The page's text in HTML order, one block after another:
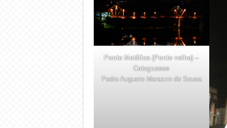
Ponte Metálica (Ponte velha) –
Cataguases
Pedro Augusto Marazzo de Sousa